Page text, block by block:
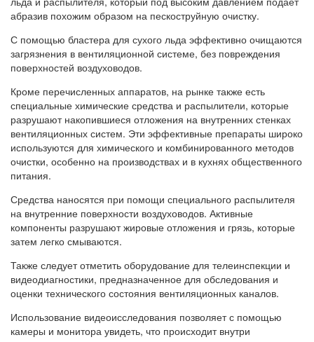
абразив похожим образом на пескоструйную очистку.
С помощью бластера для сухого льда эффективно очищаются
загрязнения в вентиляционной системе, без повреждения
поверхностей воздуховодов.
Кроме перечисленных аппаратов, на рынке также есть
специальные химические средства и распылители, которые
разрушают накопившиеся отложения на внутренних стенках
вентиляционных систем. Эти эффективные препараты широко
используются для химического и комбинированного методов
очистки, особенно на производствах и в кухнях общественного
питания.
Средства наносятся при помощи специального распылителя
на внутренние поверхности воздуховодов. Активные
компоненты разрушают жировые отложения и грязь, которые
затем легко смываются.
Также следует отметить оборудование для телеинспекции и
видеодиагностики, предназначенное для обследования и
оценки технического состояния вентиляционных каналов.
Использование видеоисследования позволяет с помощью
камеры и монитора увидеть, что происходит внутри